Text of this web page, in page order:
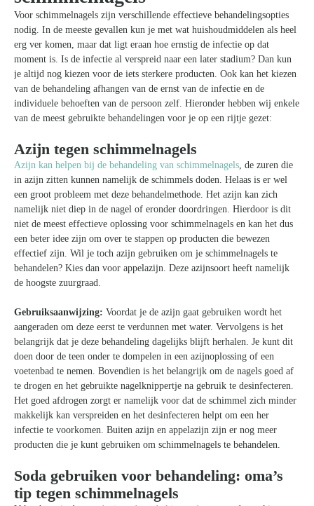
Voor schimmelnagels zijn verschillende effectieve behandelingsopties
nodig. In de meeste gevallen kun je met wat huishoudmiddelen als heel
erg ver komen, maar dat ligt eraan hoe ernstig de infectie op dat
moment is. Is de infectie al verspreid naar een later stadium? Dan kun
je altijd nog kiezen voor de iets sterkere producten. Ook kan het kiezen
van de behandeling afhangen van de ernst van de infectie en de
individuele behoeften van de persoon zelf. Hieronder hebben wij enkele
van de meest gebruikte behandelingen voor je op een rijtje gezet:
Azijn tegen schimmelnagels
Azijn kan helpen bij de behandeling van schimmelnagels, de zuren die
in azijn zitten kunnen namelijk de schimmels doden. Helaas is er wel
een groot probleem met deze behandelmethode. Het azijn kan zich
namelijk niet diep in de nagel of eronder doordringen. Hierdoor is dit
niet de meest effectieve oplossing voor schimmelnagels en kan het dus
een beter idee zijn om over te stappen op producten die bewezen
effectief zijn. Wil je toch azijn gebruiken om je schimmelnagels te
behandelen? Kies dan voor appelazijn. Deze azijnsoort heeft namelijk
de hoogste zuurgraad.
Gebruiksaanwijzing: Voordat je de azijn gaat gebruiken wordt het
aangeraden om deze eerst te verdunnen met water. Vervolgens is het
belangrijk dat je deze behandeling dagelijks blijft herhalen. Je kunt dit
doen door de teen onder te dompelen in een azijnoplossing of een
voetenbad te nemen. Bovendien is het belangrijk om de nagels goed af
te drogen en het gebruikte nagelknippertje na gebruik te desinfecteren.
Het goed afdrogen zorgt er namelijk voor dat de schimmel zich minder
makkelijk kan verspreiden en het desinfecteren helpt om een her
infectie te voorkomen. Buiten azijn en appelazijn zijn er nog meer
producten die je kunt gebruiken om schimmelnagels te behandelen.
Soda gebruiken voor behandeling: oma’s
tip tegen schimmelnagels